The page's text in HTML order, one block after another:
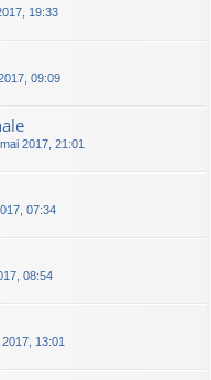
19:33
09:09
2017, 21:01
07:34
08:54
13:01